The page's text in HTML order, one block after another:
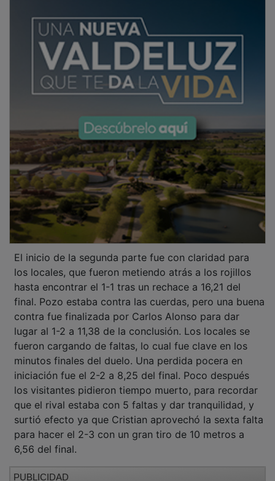
los locales, que fueron metiendo atrás a los rojillos
hasta encontrar el 1-1 tras un rechace a 16,21 del
final. Pozo estaba contra las cuerdas, pero una buena
contra fue finalizada por Carlos Alonso para dar
lugar al 1-2 a 11,38 de la conclusión. Los locales se
fueron cargando de faltas, lo cual fue clave en los
minutos finales del duelo. Una perdida pocera en
iniciación fue el 2-2 a 8,25 del final. Poco después
los visitantes pidieron tiempo muerto, para recordar
que el rival estaba con 5 faltas y dar tranquilidad, y
surtió efecto ya que Cristian aprovechó la sexta falta
para hacer el 2-3 con un gran tiro de 10 metros a
6,56 del final.